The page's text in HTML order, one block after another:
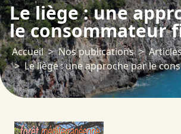
Le liège : une
le consommateur
Accueil Nos publications